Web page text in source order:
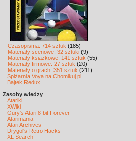
Czasopisma: 714 sztuk (185)
Materiały scenowe: 32 sztuki (9)
Materiały książkowe: 141 sztuk (55)
Materiały firmowe: 27 sztuk (20)
Materiały o grach: 351 sztuk (211)
Spiżarnia Voya na Chomikuj.pl
Bajtek Redux
Zasoby wiedzy
Atariki
XWiki
Gury's Atari 8-bit Forever
Atarimania
Atari Archives
Drygol's Retro Hacks
XL Search